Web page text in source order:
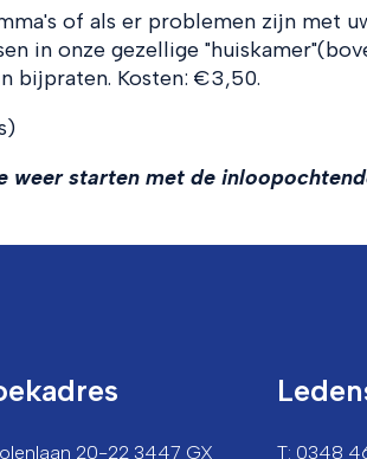
of als er problemen zijn met
in onze gezellige
bijpraten. Kosten: €3,50.
weer starten met de
20-22 3447 GX T: 0348